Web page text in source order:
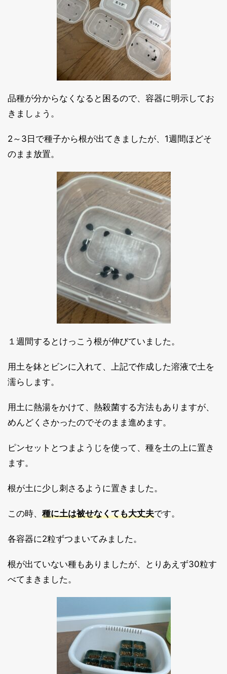
品種が分からなくなると困るので、容器に明示してお
きましょう。
2～3日で種子から根が出てきましたが、1週間ほどそ
のまま放置。
１週間するとけっこう根が伸びていました。
用土を鉢とビンに入れて、上記で作成した溶液で土を
濡らします。
用土に熱湯をかけて、熱殺菌する方法もありますが、
めんどくさかったのでそのまま進めます。
ピンセットとつまようじを使って、種を土の上に置き
ます。
根が土に少し刺さるように置きました。
この時、 種に土は被せなくても大丈夫です。
各容器に2粒ずつまいてみました。
根が出ていない種もありましたが、とりあえず30粒す
べてまきました。